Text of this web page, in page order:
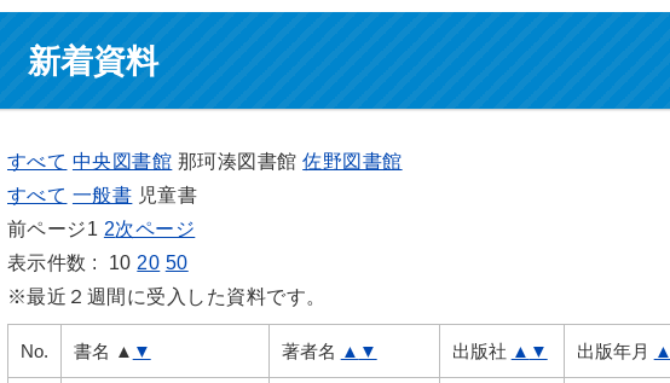
新着資料
すべて 中央図書館 那珂湊図書館 佐野図書館
すべて 一般書 児童書
前ページ1 2次ページ
表示件数 : 10 20 50
※最近２週間に受入した資料です。
No. 書名 ▲ ▼ 著者名 ▲ ▼ 出版社 ▲ ▼ 出版年月 ▲